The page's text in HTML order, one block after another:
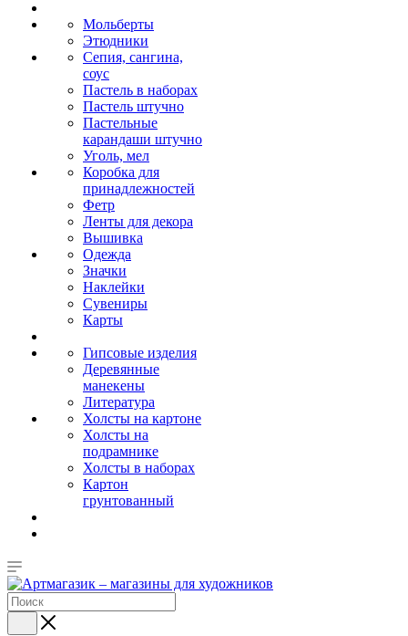
Мольберты
Этюдники
Сепия, сангина,
соус
Пастель в наборах
Пастель штучно
Пастельные
карандаши штучно
Уголь, мел
Коробка для
принадлежностей
Фетр
Ленты для декора
Вышивка
Одежда
Значки
Наклейки
Сувениры
Карты
Гипсовые изделия
Деревянные
манекены
Литература
Холсты на картоне
Холсты на
подрамнике
Холсты в наборах
Картон
грунтованный